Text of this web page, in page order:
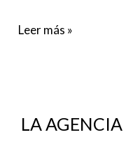
Leer más »
LA AGENCIA